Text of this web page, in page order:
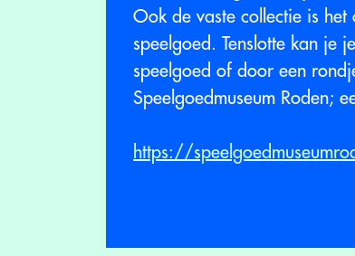
Ook de vaste collectie is het
speelgoed. Tenslotte kan je
speelgoed of door een
Speelgoedmuseum Roden;
https://